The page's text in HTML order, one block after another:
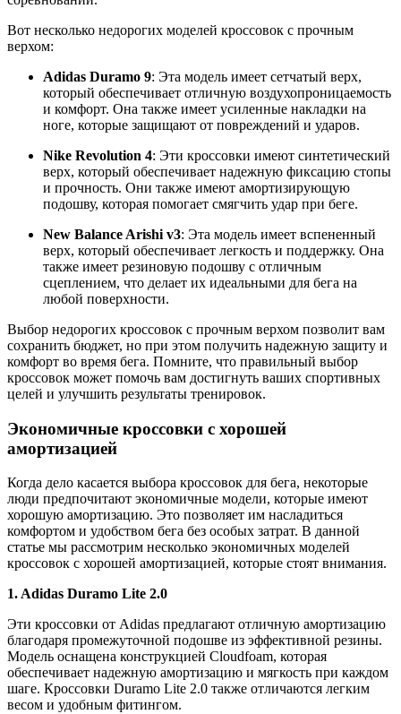
Вот несколько недорогих моделей кроссовок с прочным
верхом:
Adidas Duramo 9: Эта модель имеет сетчатый верх,
который обеспечивает отличную воздухопроницаемость
и комфорт. Она также имеет усиленные накладки на
ноге, которые защищают от повреждений и ударов.
Nike Revolution 4: Эти кроссовки имеют синтетический
верх, который обеспечивает надежную фиксацию стопы
и прочность. Они также имеют амортизирующую
подошву, которая помогает смягчить удар при беге.
New Balance Arishi v3: Эта модель имеет вспененный
верх, который обеспечивает легкость и поддержку. Она
также имеет резиновую подошву с отличным
сцеплением, что делает их идеальными для бега на
любой поверхности.
Выбор недорогих кроссовок с прочным верхом позволит вам
сохранить бюджет, но при этом получить надежную защиту и
комфорт во время бега. Помните, что правильный выбор
кроссовок может помочь вам достигнуть ваших спортивных
целей и улучшить результаты тренировок.
Экономичные кроссовки с хорошей
амортизацией
Когда дело касается выбора кроссовок для бега, некоторые
люди предпочитают экономичные модели, которые имеют
хорошую амортизацию. Это позволяет им насладиться
комфортом и удобством бега без особых затрат. В данной
статье мы рассмотрим несколько экономичных моделей
кроссовок с хорошей амортизацией, которые стоят внимания.
1. Adidas Duramo Lite 2.0
Эти кроссовки от Adidas предлагают отличную амортизацию
благодаря промежуточной подошве из эффективной резины.
Модель оснащена конструкцией Cloudfoam, которая
обеспечивает надежную амортизацию и мягкость при каждом
шаге. Кроссовки Duramo Lite 2.0 также отличаются легким
весом и удобным фитингом.